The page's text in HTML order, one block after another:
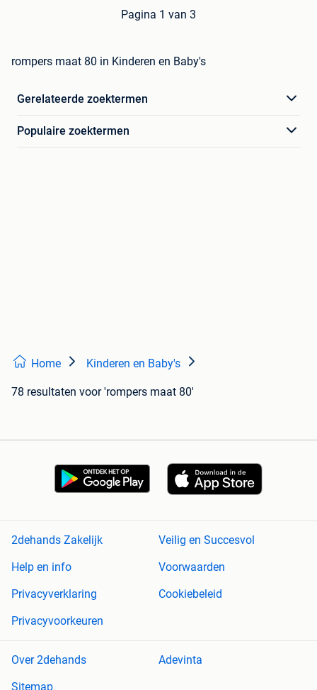
Pagina 1 van 3
rompers maat 80 in Kinderen en Baby's
Gerelateerde zoektermen
Populaire zoektermen
Home Kinderen en Baby's
78 resultaten voor 'rompers maat 80'
2dehands Zakelijk
Veilig en Succesvol
Help en info
Voorwaarden
Privacyverklaring
Cookiebeleid
Privacyvoorkeuren
Over 2dehands
Adevinta
Sitemap